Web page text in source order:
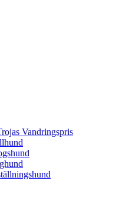
Vandringspris